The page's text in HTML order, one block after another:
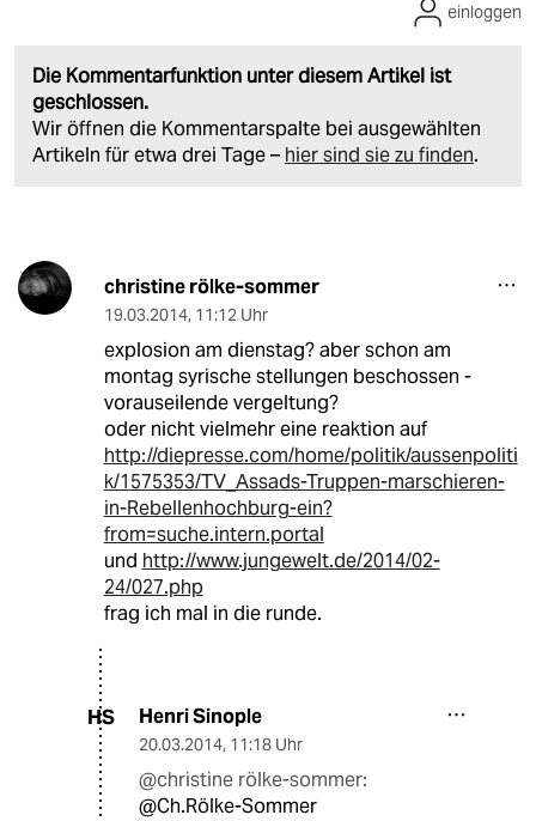
Die Kommentarfunktion unter diesem Artikel ist
geschlossen.
Wir öffnen die Kommentarspalte bei ausgewählten
Artikeln für etwa drei Tage – hier sind sie zu finden.
einloggen
christine rölke-sommer
19.03.2014, 11:12 Uhr
explosion am dienstag? aber schon am
montag syrische stellungen beschossen -
vorauseilende vergeltung?
oder nicht vielmehr eine reaktion auf
http://diepresse.com/home/politik/aussenpoliti
k/1575353/TV_Assads-Truppen-marschieren-
in-Rebellenhochburg-ein?
from=suche.intern.portal
und http://www.jungewelt.de/2014/02-
24/027.php
frag ich mal in die runde.
HS Henri Sinople
20.03.2014, 11:18 Uhr
@christine rölke-sommer:
@Ch.Rölke-Sommer